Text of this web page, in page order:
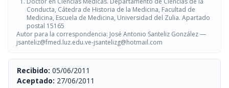
Conducta, Cátedra de Historia de la Medicina, Facultad de
Medicina, Escuela de Medicina, Universidad del Zulia. Apartado
postal 15165
Autor para la correspondencia: José Antonio Santeliz González —
jsanteliz@fmed.luz.edu.ve-jsantelizg@hotmail.com
Recibido: 05/06/2011
Aceptado: 27/06/2011